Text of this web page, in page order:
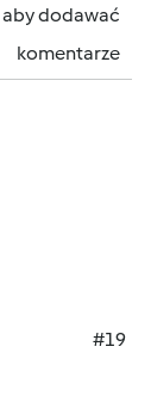
aby dodawać
komentarze
#19